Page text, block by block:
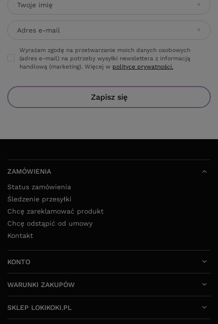
Twoje imię
Adres e-mail
Wyrażam zgodę na przetwarzanie moich danych osobowych
(adres e-mail) na potrzeby wysyłki newslettera z informacją
handlową (marketing). Więcej w polityce prywatności.
Zapisz się
ZAMÓWIENIA
Status zamówienia
Śledzenie przesyłki
Chcę zareklamować produkt
Chcę odstąpić od umowy
Kontakt
KONTO
WARUNKI ZAKUPÓW
SKLEP LOKIKOKI.PL